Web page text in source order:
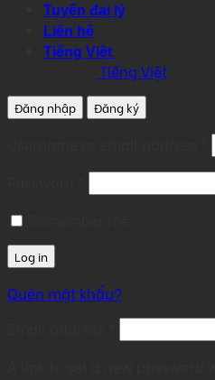
Tuyển đại lý
Liên hệ
Tiếng Việt
Tiếng Việt
Đăng nhập Đăng ký
Log in
Quên mật khẩu?